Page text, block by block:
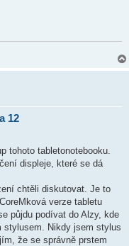
12
tohoto tabletonotebooku.
displeje, které se dá
chtěli diskutovat. Je to
verze tabletu
půjdu podívat do Alzy, kde
stylusem. Nikdy jsem stylus
že se správně prstem